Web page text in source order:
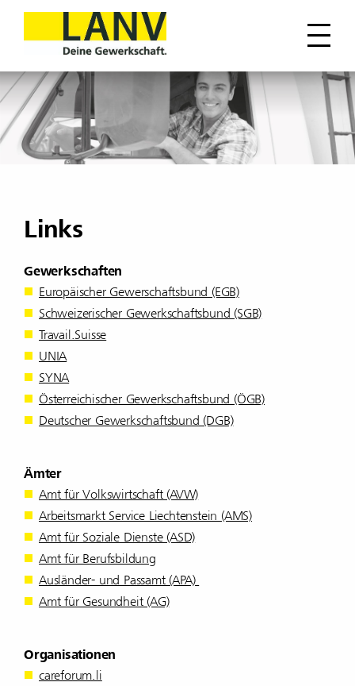
Links
Gewerk­schaften
Euro­päi­scher Gewerschafts­bund (EGB)
Schwei­ze­ri­scher Gewerk­schafts­bund (SGB)
Travail.Suisse
UNIA
SYNA
Öster­rei­chi­scher Gewerk­schafts­bund (ÖGB)
Deut­scher Gewerk­schafts­bund (DGB)
Ämter
Amt für Volks­wirt­schaft (AVW)
Arbeits­markt Service Liech­ten­stein (AMS)
Amt für Soziale Dienste (ASD)
Amt für Berufs­bil­dung
Ausländer- und Passamt (APA)
Amt für Gesund­heit (AG)
Orga­ni­sa­tionen
careforum.li